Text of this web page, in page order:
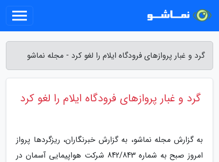
گرد و غبار پروازهای فرودگاه ایلام را لغو کرد - مجله نماشو
گرد و غبار پروازهای فرودگاه ایلام را لغو کرد
به گزارش مجله نماشو، به گزارش خبرنگاران، ریزگردها پرواز
امروز صبح به شماره 842/843 شرکت هواپیمایی آسمان در